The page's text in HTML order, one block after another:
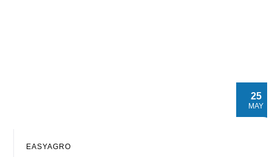
25
MAY
EASYAGRO